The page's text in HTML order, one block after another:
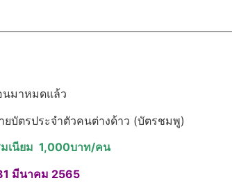
มาหมดแล้ว
ยบัตรประจำตัวคนต่างด้าว (บัตรชมพู)
เนียม 1,000บาท/คน
มีนาคม 2565